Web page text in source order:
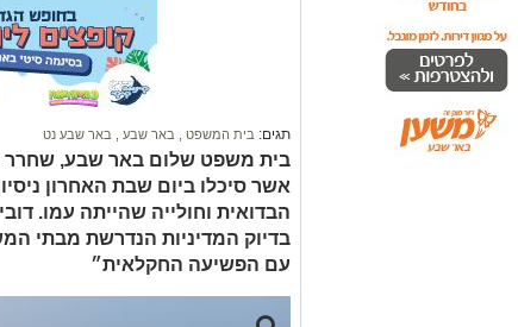
תגים: בית המשפט באר שבע באר שבע נט
בית משפט שלום באר שבע, שחרר
אשר סיכלו ביום שבת האחרון
הבדואית וחולייה שהייתה עמו.
בדיוק המדיניות הנדרשת מבתי
עם הפשיעה החקלאית״